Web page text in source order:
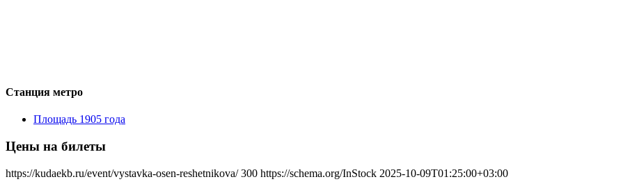
Станция метро
Площадь 1905 года
Цены на билеты
https://kudaekb.ru/event/vystavka-osen-reshetnikova/ 300 https://schema.org/InStock 2025-10-09T01:25:00+03:00